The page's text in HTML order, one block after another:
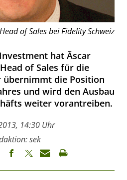
of Sales bei Fidelity Schweiz
hat Ãscar
of Sales für die
übernimmt die Position
und wird den Ausbau
weiter vorantreiben.
14:30 Uhr
sek